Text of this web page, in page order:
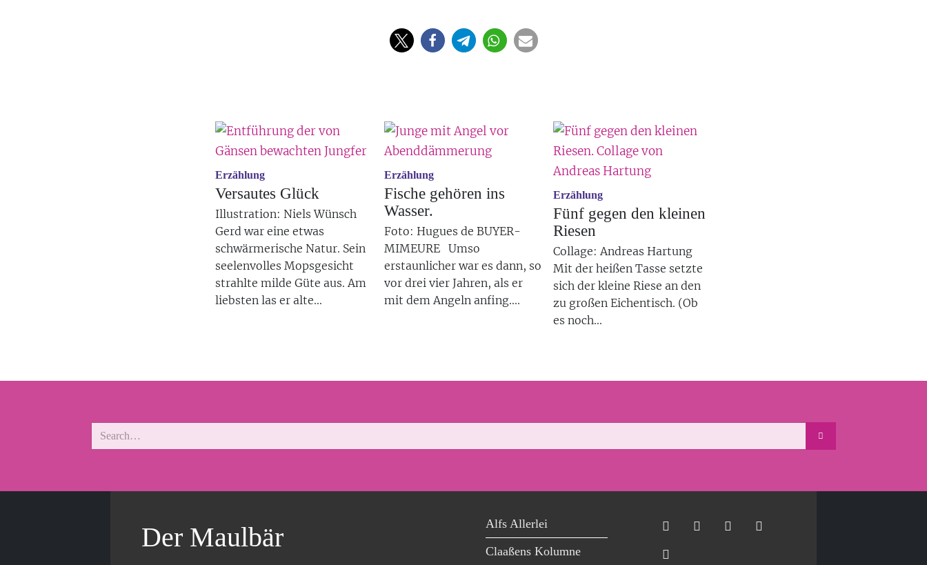
Erzählung
Versautes Glück
Illustration: Niels Wünsch
Gerd war eine etwas
schwärmerische Natur. Sein
seelenvolles Mopsgesicht
strahlte milde Güte aus. Am
liebsten las er alte...
Erzählung
Fische gehören ins
Wasser.
Foto: Hugues de BUYER-
MIMEUREUmso
erstaunlicher war es dann, so
vor drei vier Jahren, als er
mit dem Angeln anfing....
Erzählung
Fünf gegen den kleinen
Riesen
Collage: Andreas Hartung
Mit der heißen Tasse setzte
sich der kleine Riese an den
zu großen Eichentisch. (Ob
es noch...
Der Maulbär
Alfs Allerlei
Claaßens Kolumne